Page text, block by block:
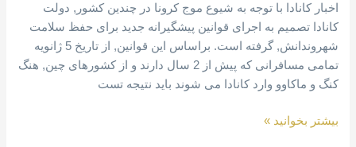
اخبار کانادا با توجه به شیوع موج کرونا در چندین کشور, دولت
کانادا تصمیم به اجرای قوانین پیشگیرانه جدید برای حفظ سلامت
شهروندانش, گرفته است. براساس این قوانین, از تاریخ 5 ژانویه
تمامی مسافرانی که پیش از 2 سال دارند و از کشورهای چین, هنگ
کنگ و ماکاوو وارد کانادا می شوند باید نتیجه تست
کانادا
بیشتر بخوانید »